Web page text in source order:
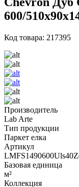
600/
Код товара: 217395
Производитель
Lab Arte
Тип продукции
Паркет елка
Артикул
Базовая единица
м²
Коллекция